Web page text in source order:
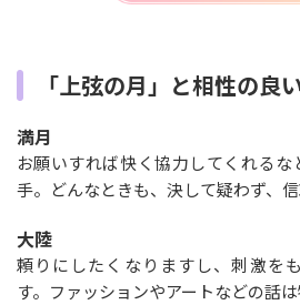
「上弦の月」と相性の良
満月
お願いすれば快く協力してくれる
手。どんなときも、決して疑わず、信
大陸
頼りにしたくなりますし、刺激を
す。ファッションやアートなどの話